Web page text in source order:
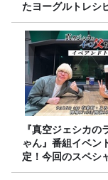
たヨーグルトレシ
みた！
『真空ジェシカの
ゃん』番組イベン
定！今回のスペシ
は、タカアンドト